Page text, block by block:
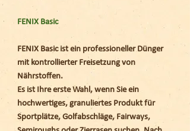
FENIX Basic
FENIX Basic ist ein professioneller Dünger
mit kontrollierter Freisetzung von
Nährstoffen.
Es ist Ihre erste Wahl, wenn Sie ein
hochwertiges, granuliertes Produkt für
Sportplätze, Golfabschläge, Fairways,